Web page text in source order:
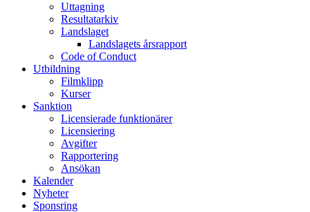
Uttagning
Resultatarkiv
Landslaget
Landslagets årsrapport
Code of Conduct
Utbildning
Filmklipp
Kurser
Sanktion
Licensierade funktionärer
Licensiering
Avgifter
Rapportering
Ansökan
Kalender
Nyheter
Sponsring